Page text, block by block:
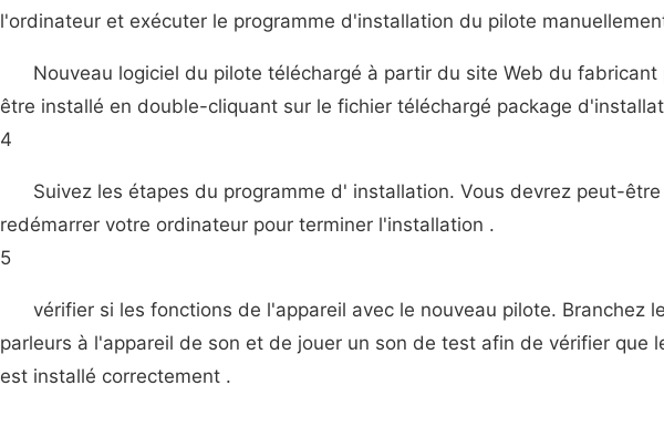
l'ordinateur et exécuter le programme d'installation du pilote
Nouveau logiciel du pilote téléchargé à partir du site Web du fabricant
être installé en double-cliquant sur ​​le fichier téléchargé package
4
Suivez les étapes du programme d' installation. Vous devrez peut-être
redémarrer votre ordinateur pour terminer l'installation .
5
vérifier si les fonctions de l'appareil avec le nouveau pilote. Branchez
parleurs à l'appareil de son et de jouer un son de test afin de vérifier que
est installé correctement .